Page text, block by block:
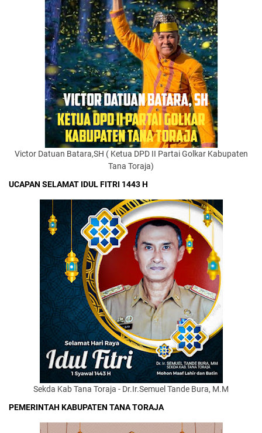
Victor Datuan Batara,SH ( Ketua DPD II Partai Golkar Kabupaten
Tana Toraja)
UCAPAN SELAMAT IDUL FITRI 1443 H
Sekda Kab Tana Toraja - Dr.Ir.Semuel Tande Bura, M.M
PEMERINTAH KABUPATEN TANA TORAJA